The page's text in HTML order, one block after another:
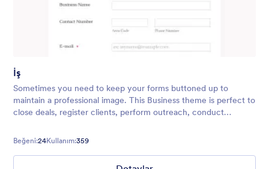
İş
Sometimes you need to keep your forms buttoned up to
maintain a professional image. This Business theme is perfect to
close deals, register clients, perform outreach, conduct
too.
Beğeni:24Kullanım:359